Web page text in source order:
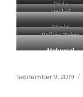
Frida
Deckel
Markt
Yellow Zebra
Mahnmal
Veröffentlicht
September 9, 2019